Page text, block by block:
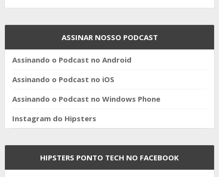
ASSINAR NOSSO PODCAST
Assinando o Podcast no Android
Assinando o Podcast no iOS
Assinando o Podcast no Windows Phone
Instagram do Hipsters
HIPSTERS PONTO TECH NO FACEBOOK